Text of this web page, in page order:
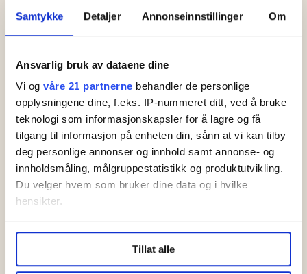
Samtykke Detaljer Annonseinnstillinger Om
Ansvarlig bruk av dataene dine
Vi og våre 21 partnerne behandler de personlige
opplysningene dine, f.eks. IP-nummeret ditt, ved å bruke
teknologi som informasjonskapsler for å lagre og få
tilgang til informasjon på enheten din, sånn at vi kan tilby
deg personlige annonser og innhold samt annonse- og
innholdsmåling, målgruppestatistikk og produktutvikling.
Du velger hvem som bruker dine data og i hvilke
hensikter.
Hvis du gir oss lov, vil vi også gjerne:
Innhente informasjon om den geografiske
beliggenheten din, som kan være nøyaktig innenfor
Tillat alle
Sykelønn
Jørn Eggum går hardt
ut mot YS om sykelønn
Lønnsoppgjøret
Staten: Vi har lagt oss
tett opp til avtalene
til Akademikerne og
Unio
Kommentar
Sykelønna er truet.